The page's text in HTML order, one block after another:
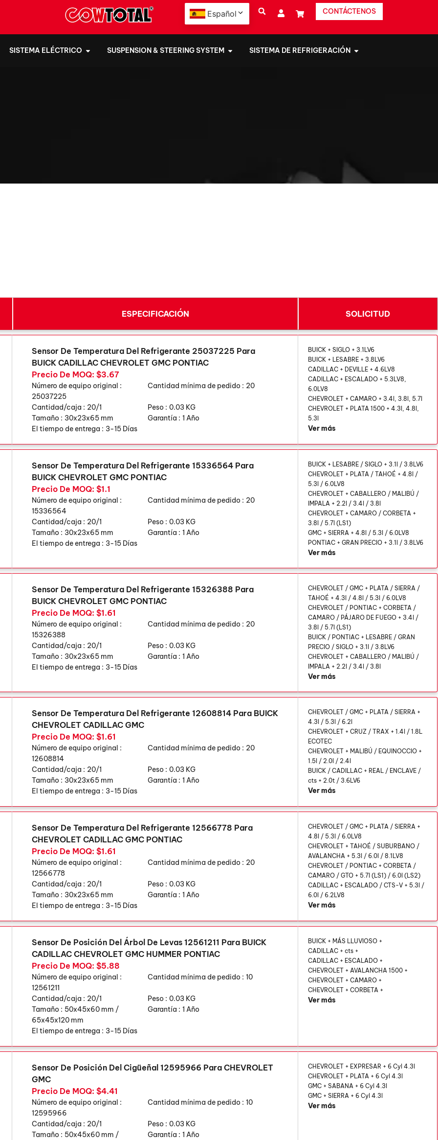
Español CONTÁCTENOS
SISTEMA ELÉCTRICO SUSPENSION & STEERING SYSTEM SISTEMA DE REFRIGERACIÓN
ESPECIFICACIÓN SOLICITUD
Sensor De Temperatura Del Refrigerante 25037225 Para
BUICK CADILLAC CHEVROLET GMC PONTIAC
Precio De MOQ: $3.67
Número de equipo original :
25037225
Cantidad mínima de pedido : 20
Cantidad/caja : 20/1 Peso : 0.03 KG
Tamaño : 30x23x65 mm Garantía : 1 Año
El tiempo de entrega : 3-15 Días
BUICK + SIGLO + 3.1LV6
BUICK + LESABRE + 3.8LV6
CADILLAC + DEVILLE + 4.6LV8
CADILLAC + ESCALADO + 5.3LV8,
6.0LV8
CHEVROLET + CAMARO + 3.4l, 3.8l, 5.7l
CHEVROLET + PLATA 1500 + 4.3l, 4.8l,
5.3l
Ver más
Sensor De Temperatura Del Refrigerante 15336564 Para
BUICK CHEVROLET GMC PONTIAC
Precio De MOQ: $1.1
Número de equipo original :
15336564
Cantidad mínima de pedido : 20
Cantidad/caja : 20/1 Peso : 0.03 KG
Tamaño : 30x23x65 mm Garantía : 1 Año
El tiempo de entrega : 3-15 Días
BUICK + LESABRE / SIGLO + 3.1l / 3.8LV6
CHEVROLET + PLATA / TAHOÉ + 4.8l /
5.3l / 6.0LV8
CHEVROLET + CABALLERO / MALIBÚ /
IMPALA + 2.2l / 3.4l / 3.8l
CHEVROLET + CAMARO / CORBETA +
3.8l / 5.7l (LS1)
GMC + SIERRA + 4.8l / 5.3l / 6.0LV8
PONTIAC + GRAN PRECIO + 3.1l / 3.8LV6
Ver más
Sensor De Temperatura Del Refrigerante 15326388 Para
BUICK CHEVROLET GMC PONTIAC
Precio De MOQ: $1.61
Número de equipo original :
15326388
Cantidad mínima de pedido : 20
Cantidad/caja : 20/1 Peso : 0.03 KG
Tamaño : 30x23x65 mm Garantía : 1 Año
El tiempo de entrega : 3-15 Días
CHEVROLET / GMC + PLATA / SIERRA /
TAHOÉ + 4.3l / 4.8l / 5.3l / 6.0LV8
CHEVROLET / PONTIAC + CORBETA /
CAMARO / PÁJARO DE FUEGO + 3.4l /
3.8l / 5.7l (LS1)
BUICK / PONTIAC + LESABRE / GRAN
PRECIO / SIGLO + 3.1l / 3.8LV6
CHEVROLET + CABALLERO / MALIBÚ /
IMPALA + 2.2l / 3.4l / 3.8l
Ver más
Sensor De Temperatura Del Refrigerante 12608814 Para BUICK
CHEVROLET CADILLAC GMC
Precio De MOQ: $1.61
Número de equipo original :
12608814
Cantidad mínima de pedido : 20
Cantidad/caja : 20/1 Peso : 0.03 KG
Tamaño : 30x23x65 mm Garantía : 1 Año
El tiempo de entrega : 3-15 Días
CHEVROLET / GMC + PLATA / SIERRA +
4.3l / 5.3l / 6.2l
CHEVROLET + CRUZ / TRAX + 1.4l / 1.8L
ECOTEC
CHEVROLET + MALIBÚ / EQUINOCCIO +
1.5l / 2.0l / 2.4l
BUICK / CADILLAC + REAL / ENCLAVE /
cts + 2.0t / 3.6LV6
Ver más
Sensor De Temperatura Del Refrigerante 12566778 Para
CHEVROLET CADILLAC GMC PONTIAC
Precio De MOQ: $1.61
Número de equipo original :
12566778
Cantidad mínima de pedido : 20
Cantidad/caja : 20/1 Peso : 0.03 KG
Tamaño : 30x23x65 mm Garantía : 1 Año
El tiempo de entrega : 3-15 Días
CHEVROLET / GMC + PLATA / SIERRA +
4.8l / 5.3l / 6.0LV8
CHEVROLET + TAHOÉ / SUBURBANO /
AVALANCHA + 5.3l / 6.0l / 8.1LV8
CHEVROLET / PONTIAC + CORBETA /
CAMARO / GTO + 5.7l (LS1) / 6.0l (LS2)
CADILLAC + ESCALADO / CTS-V + 5.3l /
6.0l / 6.2LV8
Ver más
Sensor De Posición Del Árbol De Levas 12561211 Para BUICK
CADILLAC CHEVROLET GMC HUMMER PONTIAC
Precio De MOQ: $5.88
Número de equipo original :
12561211
Cantidad mínima de pedido : 10
Cantidad/caja : 20/1 Peso : 0.03 KG
Tamaño : 50x45x60 mm /
65x45x120 mm
Garantía : 1 Año
El tiempo de entrega : 3-15 Días
BUICK + MÁS LLUVIOSO +
CADILLAC + cts +
CADILLAC + ESCALADO +
CHEVROLET + AVALANCHA 1500 +
CHEVROLET + CAMARO +
CHEVROLET + CORBETA +
Ver más
Sensor De Posición Del Cigüeñal 12595966 Para CHEVROLET
GMC
Precio De MOQ: $4.41
Número de equipo original :
12595966
Cantidad mínima de pedido : 10
Cantidad/caja : 20/1 Peso : 0.03 KG
Tamaño : 50x45x60 mm /
Garantía : 1 Año
CHEVROLET + EXPRESAR + 6 Cyl 4.3l
CHEVROLET + PLATA + 6 Cyl 4.3l
GMC + SABANA + 6 Cyl 4.3l
GMC + SIERRA + 6 Cyl 4.3l
Ver más